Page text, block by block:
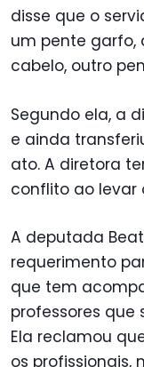
disse que o
um pente garfo,
cabelo, outro
Segundo ela, a
e ainda
ato. A diretora
conflito ao levar
A deputada
requerimento
que tem
professores que
Ela reclamou
os profissionais,